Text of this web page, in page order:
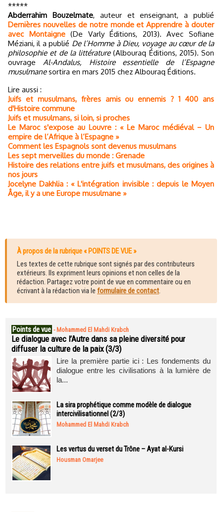
*****
Abderrahim Bouzelmate, auteur et enseignant, a publié
Dernières nouvelles de notre monde et Apprendre à douter
avec Montaigne(De Varly Éditions, 2013). Avec Sofiane
Méziani, il a publié De l’Homme à Dieu, voyage au cœur de la
philosophie et de la littérature(Albouraq Éditions, 2015). Son
ouvrage Al-Andalus, Histoire essentielle de l’Espagne
musulmanesortira en mars 2015 chez Albouraq Éditions.
Lire aussi :
Juifs et musulmans, frères amis ou ennemis ? 1 400 ans
d'Histoire commune
Juifs et musulmans, si loin, si proches
Le Maroc s'expose au Louvre : « Le Maroc médiéval − Un
empire de l’Afrique à l’Espagne »
Comment les Espagnols sont devenus musulmans
Les sept merveilles du monde : Grenade
Histoire des relations entre juifs et musulmans, des origines à
nos jours
Jocelyne Dakhlia : « L'intégration invisible : depuis le Moyen
Âge, il y a une Europe musulmane »
À propos de la rubrique « POINTS DE VUE »
Les textes de cette rubrique sont signés par des contributeurs
extérieurs. Ils expriment leurs opinions et non celles de la
rédaction. Partagez votre point de vue en commentaire ou en
écrivant à la rédaction via le formulaire de contact.
Points de vue - Mohammed El Mahdi Krabch
Le dialogue avec l’Autre dans sa pleine diversité pour
diffuser la culture de la paix (3/3)
Lire la première partie ici : Les fondements du
dialogue entre les civilisations à la lumière de
la...
La sira prophétique comme modèle de dialogue
intercivilisationnel (2/3)
Mohammed El Mahdi Krabch
Les vertus du verset du Trône – Ayat al-Kursi
Housman Omarjee